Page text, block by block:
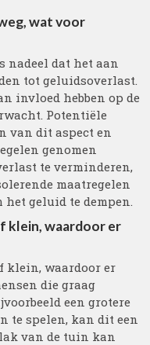
wat voor
nadeel dat het aan
tot geluidsoverlast.
invloed hebben op de
Potentiële
van dit aspect en
genomen
te verminderen,
maatregelen
geluid te dempen.
klein, waardoor er
klein, waardoor er
die graag
een grotere
te spelen, kan dit een
van de tuin kan